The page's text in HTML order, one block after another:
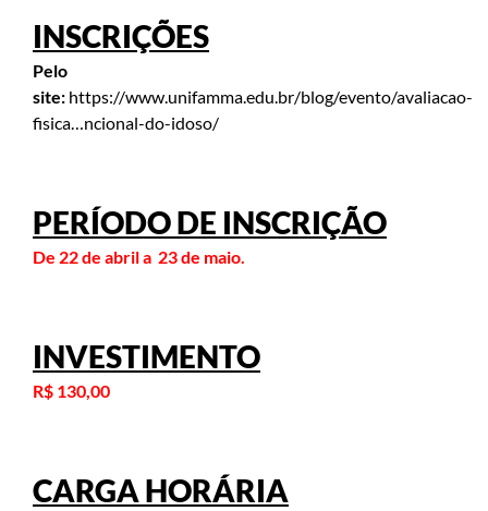
INSCRIÇÕES
Pelo
site: https://www.unifamma.edu.br/blog/evento/avaliacao-
fisica…ncional-do-idoso/
PERÍODO DE INSCRIÇÃO
De 22 de abril a 23 de maio.
INVESTIMENTO
R$ 130,00
CARGA HORÁRIA